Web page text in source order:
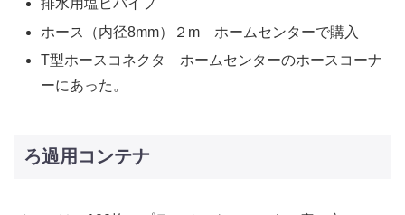
排水用塩ビパイプ
ホース（内径8mm）２m ホームセンターで購入
T型ホースコネクタ ホームセンターのホースコーナ
ーにあった。
ろ過用コンテナ